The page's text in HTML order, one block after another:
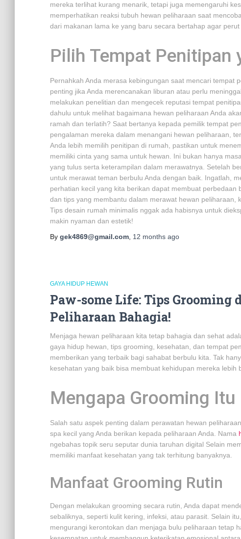
mereka terlihat kurang menarik, tetapi juga memengaruhi
memperhatikan reaksi tubuh hewan peliharaan saat
dari makanan lama ke yang baru secara bertahap agar
Pilih Tempat Penitipan
Pernahkah Anda merasa kebingungan saat mencari tempat
penting jika Anda merencanakan liburan atau perlu
melakukan penelitian dan mengecek reputasi tempat
dahulu untuk melihat bagaimana hewan peliharaan Anda
ramah dan terlatih? Saat bertanya kepada pemilik tempat
pengalaman mereka dalam menangani hewan peliharaan,
Anda lebih memilih penitipan di rumah, pastikan untuk
memiliki cinta yang sama untuk hewan. Ini bukan hanya
yang tulus serta keterampilan dalam merawatnya. Setelah
untuk merawat teman berbulu Anda dengan baik. Ingatlah,
perhatian kecil yang kita berikan dapat membuat
dan tips yang membantu dalam merawat hewan peliharaan,
Tips desain rumah minimalis nggak ada habisnya untuk
makin nyaman dan estetik!
By gek4869@gmail.com 12 months ago
GAYA HIDUP HEWAN
Paw-some Life: Tips Grooming
Peliharaan Bahagia!
Menjaga hewan peliharaan kita tetap bahagia dan sehat
gaya hidup hewan, tips grooming, kesehatan, dan tempat
memberikan yang terbaik bagi sahabat berbulu kita. Tak
kesehatan yang baik bisa membuat kehidupan mereka lebih
Mengapa Grooming Itu
Salah satu aspek penting dalam perawatan hewan
spa kecil yang Anda berikan kepada peliharaan Anda. Nama
ngebahas topik seru seputar dunia taruhan digital Selain
memiliki manfaat kesehatan yang tak terhitung banyaknya.
Manfaat Grooming Rutin
Dengan melakukan grooming secara rutin, Anda dapat
sebaliknya, seperti kulit kering, infeksi, atau parasit. Selain
mengurangi kerontokan dan menjaga bulu peliharaan tetap